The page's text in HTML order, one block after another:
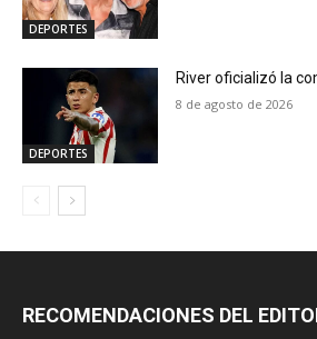
DEPORTES
DEPORTES
River oficializó la
8 de agosto de 2026
RECOMENDACIONES DEL